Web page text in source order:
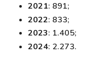
2021: 891;
2022: 833;
2023: 1.405;
2024: 2.273.